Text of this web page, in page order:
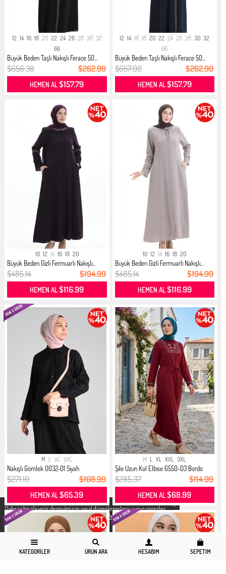
X
Daha iyi bir alisveris deneyimi icin yasal düzenlemelere uygun çerezler
kullanıyoruz. Detaylı bilgiye
Gizlilik ve Çerez Politikasısayfamızdan
erişebilirsiniz.
KATEGORILER ÜRÜN ARA HESABIM SEPETIM
12 14 16 18 20 22 24 26 28 30 32
66
Büyük Beden Taşlı Nakışlı Ferace 50...
$656.38 $262.99
HEMEN AL$157.79
12 14 16 18 20 22 24 26 28 30 32
66
Büyük Beden Taşlı Nakışlı Ferace 50...
$657.00 $262.99
HEMEN AL$157.79
10 12 14 16 18 20
Büyük Beden Gizli Fermuarlı Nakışlı...
$485.14 $194.99
HEMEN AL$116.99
10 12 14 16 18 20
Büyük Beden Gizli Fermuarlı Nakışlı...
$485.14 $194.99
HEMEN AL$116.99
M L XL XXL
Nakışlı Gömlek 0032-01 Siyah
$271.10 $108.99
HEMEN AL$65.39
M L XL XXL 3XL
Şile Uzun Kol Elbise 6550-03 Bordo
$285.37 $114.99
HEMEN AL$68.99